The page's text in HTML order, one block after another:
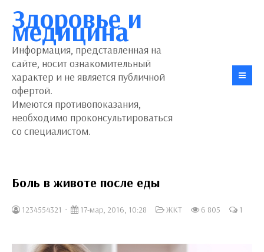
Здоровье и
медицина
Информация, представленная на
сайте, носит ознакомительный
характер и не является публичной
офертой.
Имеются противопоказания,
необходимо проконсультироваться
со специалистом.
Боль в животе после еды
1234554321 17-мар, 2016, 10:28 ЖКТ 6 805 1